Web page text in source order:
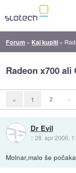
Forum » Kaj kupiti »
Radeon x700 ali
« 1 2 »
Dr Evil
::28. apr 2006,
Molnar,malo še